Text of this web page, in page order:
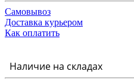
Самовывоз
Доставка курьером
Как оплатить
Наличие на складах